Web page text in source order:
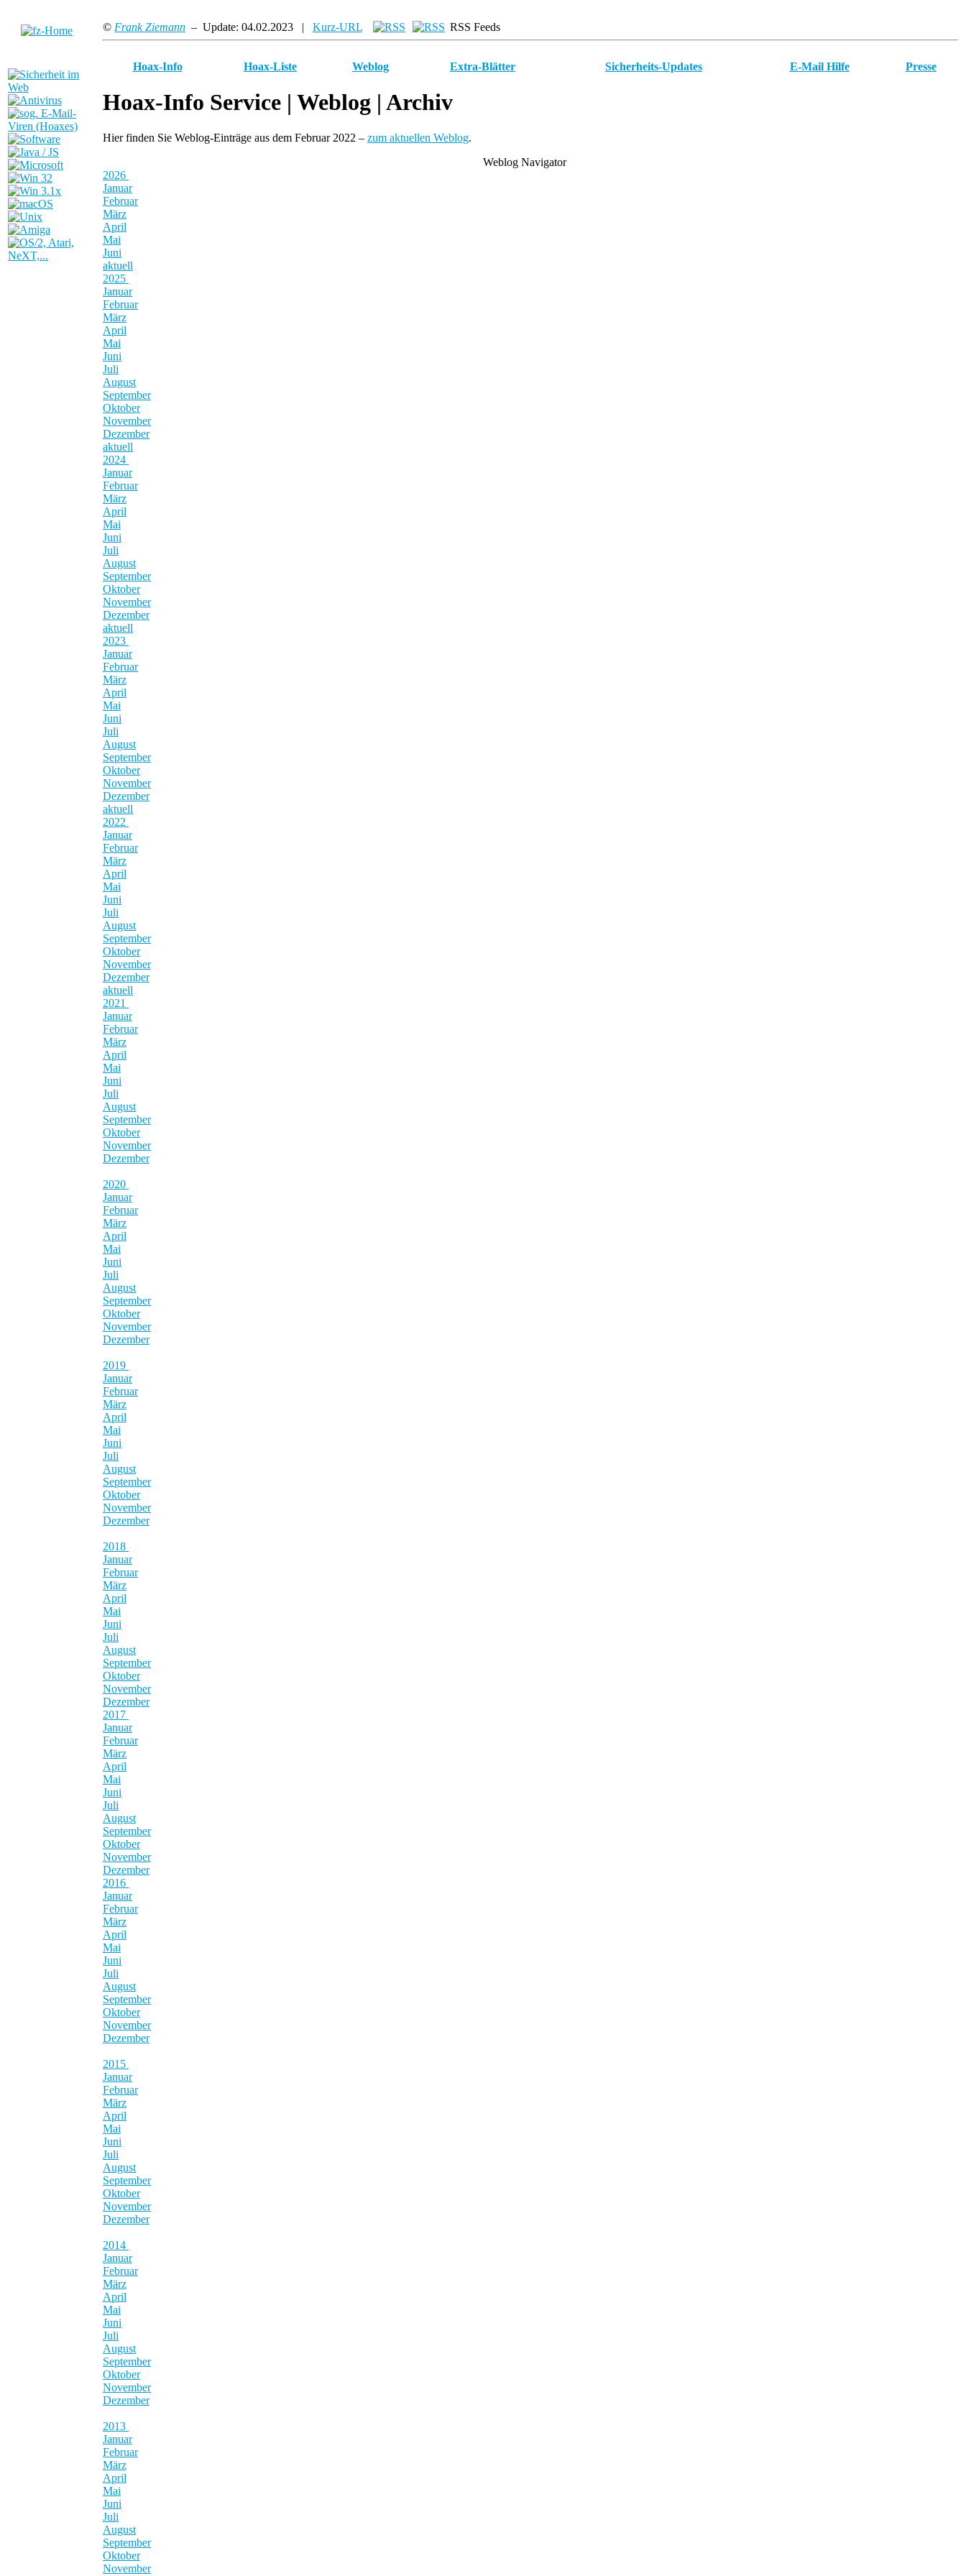
© Frank Ziemann – Update: 04.02.2023 | Kurz-URL RSS Feeds
Hoax-Info Hoax-Liste Weblog Extra-Blätter Sicherheits-Updates E-Mail Hilfe Presse
Hoax-Info Service | Weblog | Archiv
Hier finden Sie Weblog-Einträge aus dem Februar 2022 – zum aktuellen Weblog.
Weblog Navigator
2026
Januar
Februar
März
April
Mai
Juni
aktuell
2025
Januar
Februar
März
April
Mai
Juni
Juli
August
September
Oktober
November
Dezember
aktuell
2024
Januar
Februar
März
April
Mai
Juni
Juli
August
September
Oktober
November
Dezember
aktuell
2023
Januar
Februar
März
April
Mai
Juni
Juli
August
September
Oktober
November
Dezember
aktuell
2022
Januar
Februar
März
April
Mai
Juni
Juli
August
September
Oktober
November
Dezember
aktuell
2021
Januar
Februar
März
April
Mai
Juni
Juli
August
September
Oktober
November
Dezember
2020
Januar
Februar
März
April
Mai
Juni
Juli
August
September
Oktober
November
Dezember
2019
Januar
Februar
März
April
Mai
Juni
Juli
August
September
Oktober
November
Dezember
2018
Januar
Februar
März
April
Mai
Juni
Juli
August
September
Oktober
November
Dezember
2017
Januar
Februar
März
April
Mai
Juni
Juli
August
September
Oktober
November
Dezember
2016
Januar
Februar
März
April
Mai
Juni
Juli
August
September
Oktober
November
Dezember
2015
Januar
Februar
März
April
Mai
Juni
Juli
August
September
Oktober
November
Dezember
2014
Januar
Februar
März
April
Mai
Juni
Juli
August
September
Oktober
November
Dezember
2013
Januar
Februar
März
April
Mai
Juni
Juli
August
September
Oktober
November